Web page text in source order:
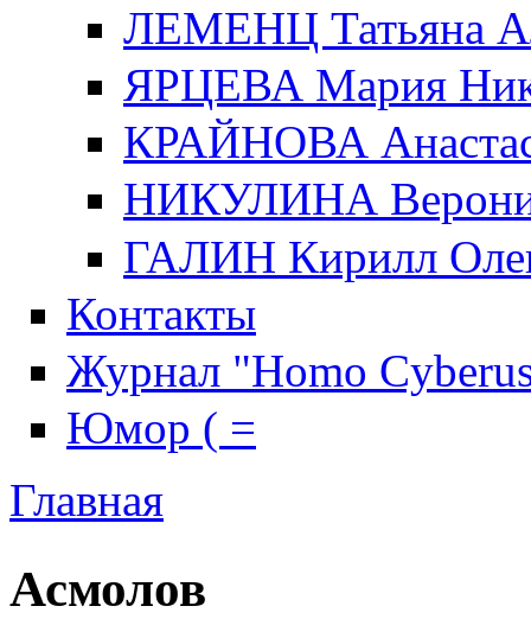
ЛЕМЕНЦ Татьяна
ЯРЦЕВА Мария
КРАЙНОВА
НИКУЛИНА
ГАЛИН Кирилл
Контакты
Журнал "Homo
Юмор ( =
Вы здесь
Главная
Асмолов